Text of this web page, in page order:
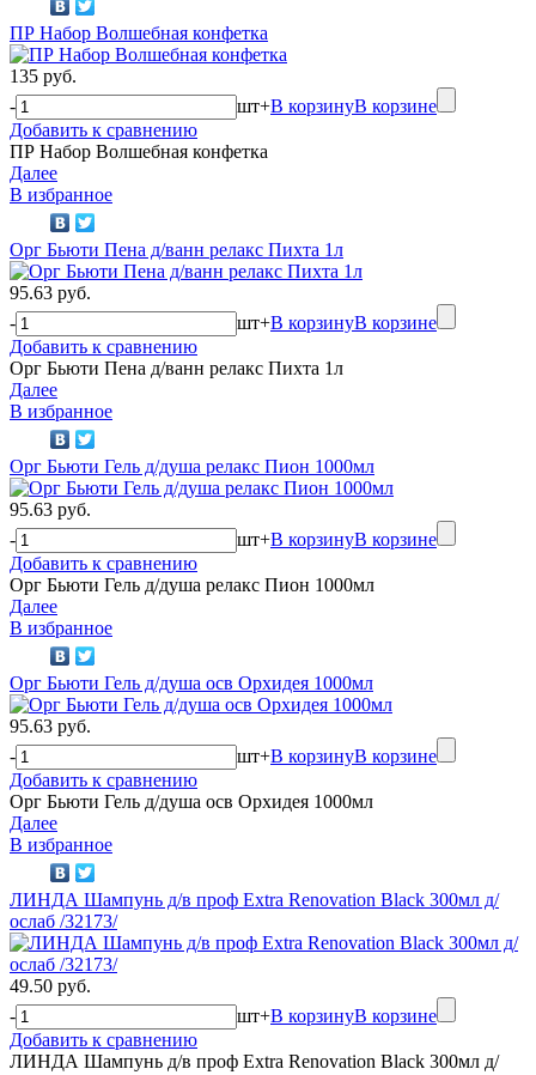
ПР Набор Волшебная конфетка
135 руб.
-
шт+В корзинуВ корзине
Добавить к сравнению
ПР Набор Волшебная конфетка
Далее
В избранное
Орг Бьюти Пена д/ванн релакс Пихта 1л
95.63 руб.
-
шт+В корзинуВ корзине
Добавить к сравнению
Орг Бьюти Пена д/ванн релакс Пихта 1л
Далее
В избранное
Орг Бьюти Гель д/душа релакс Пион 1000мл
95.63 руб.
-
шт+В корзинуВ корзине
Добавить к сравнению
Орг Бьюти Гель д/душа релакс Пион 1000мл
Далее
В избранное
Орг Бьюти Гель д/душа осв Орхидея 1000мл
95.63 руб.
-
шт+В корзинуВ корзине
Добавить к сравнению
Орг Бьюти Гель д/душа осв Орхидея 1000мл
Далее
В избранное
ЛИНДА Шампунь д/в проф Extra Renovation Black 300мл д/
ослаб /32173/
49.50 руб.
-
шт+В корзинуВ корзине
Добавить к сравнению
ЛИНДА Шампунь д/в проф Extra Renovation Black 300мл д/